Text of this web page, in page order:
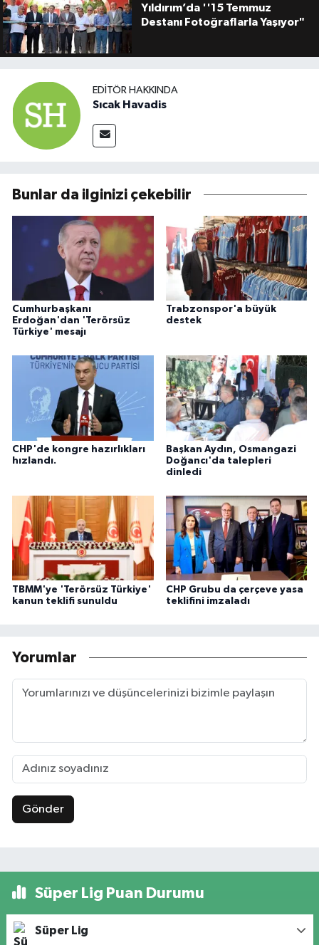
Yıldırım’da ''15 Temmuz
Destanı Fotoğraflarla Yaşıyor"
EDITÖR HAKKINDA
Sıcak Havadis
Bunlar da ilginizi çekebilir
Cumhurbaşkanı
Erdoğan'dan 'Terörsüz
Türkiye' mesajı
Trabzonspor'a büyük
destek
CHP'de kongre hazırlıkları
hızlandı.
Başkan Aydın, Osmangazi
Doğancı'da talepleri
dinledi
TBMM'ye 'Terörsüz Türkiye'
kanun teklifi sunuldu
CHP Grubu da çerçeve yasa
teklifini imzaladı
Yorumlar
Gönder
Süper Lig Puan Durumu
Süper Lig